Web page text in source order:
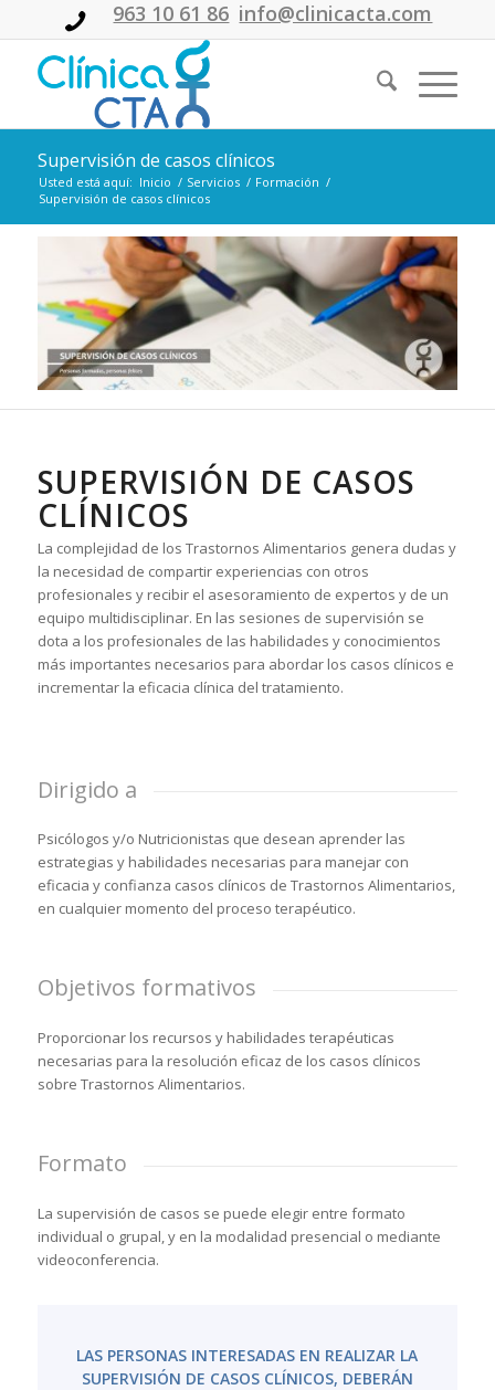
963 10 61 86 info@clinicacta.com
Supervisión de casos clínicos
Usted está aquí: Inicio / Servicios / Formación /
Supervisión de casos clínicos
SUPERVISIÓN DE CASOS
CLÍNICOS
La complejidad de los Trastornos Alimentarios genera dudas y
la necesidad de compartir experiencias con otros
profesionales y recibir el asesoramiento de expertos y de un
equipo multidisciplinar. En las sesiones de supervisión se
dota a los profesionales de las habilidades y conocimientos
más importantes necesarios para abordar los casos clínicos e
incrementar la eficacia clínica del tratamiento.
Dirigido a
Psicólogos y/o Nutricionistas que desean aprender las
estrategias y habilidades necesarias para manejar con
eficacia y confianza casos clínicos de Trastornos Alimentarios,
en cualquier momento del proceso terapéutico.
Objetivos formativos
Proporcionar los recursos y habilidades terapéuticas
necesarias para la resolución eficaz de los casos clínicos
sobre Trastornos Alimentarios.
Formato
La supervisión de casos se puede elegir entre formato
individual o grupal, y en la modalidad presencial o mediante
videoconferencia.
LAS PERSONAS INTERESADAS EN REALIZAR LA
SUPERVISIÓN DE CASOS CLÍNICOS, DEBERÁN